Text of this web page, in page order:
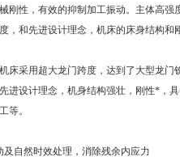
刚性，有效的抑制加工振动。主体高强
，和先进设计理念，机床的床身结构
采用超大龙门跨度，达到了大型龙门
进设计理念，机身结构强壮，刚性*，
等。
自然时效处理，消除残余内应力